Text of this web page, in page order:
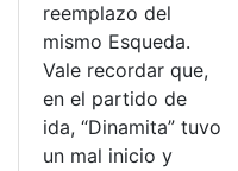
reemplazo del
mismo Esqueda.
Vale recordar que,
en el partido de
ida, “Dinamita” tuvo
un mal inicio y